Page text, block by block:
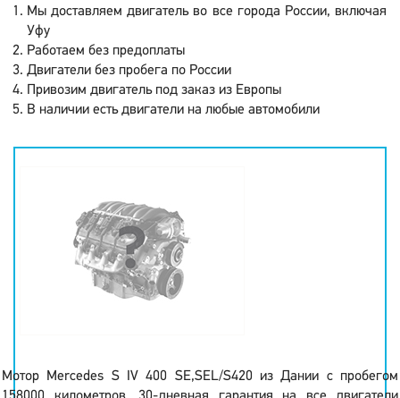
Мы доставляем двигатель во все города России, включая
Уфу
Работаем без предоплаты
Двигатели без пробега по России
Привозим двигатель под заказ из Европы
В наличии есть двигатели на любые автомобили
Мотор Mercedes S IV 400 SE,SEL/S420 из Дании с пробегом